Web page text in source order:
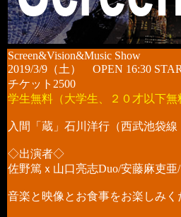
Screen&Vision&Music Show
2019/3/9（土） OPEN 16:30
チケット2500
学生無料（大学生、２０才以下
入間「蔵」石川洋行（西武池袋
◇出演者◇
佐野篤ｘ山口亮志Duo/安藤麻吏
音楽と映像とお食事をお楽しみく